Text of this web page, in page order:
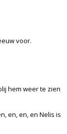
voor.
hem weer te zien
en, en, en Nelis is